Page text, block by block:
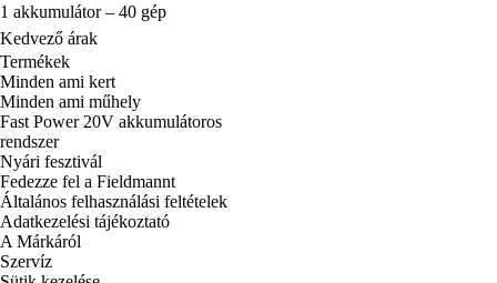
1 akkumulátor – 40 gép
Kedvező árak
Termékek
Minden ami kert
Minden ami műhely
Fast Power 20V akkumulátoros
rendszer
Nyári fesztivál
Fedezze fel a Fieldmannt
Általános felhasználási feltételek
Adatkezelési tájékoztató
A Márkáról
Szervíz